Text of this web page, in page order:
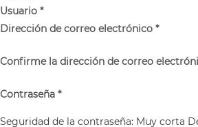
Usuario *
Dirección de correo electrónico *
Confirme la dirección de correo
Contraseña *
Seguridad de la contraseña: Muy corta